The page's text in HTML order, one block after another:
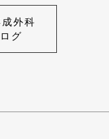
外科
グ